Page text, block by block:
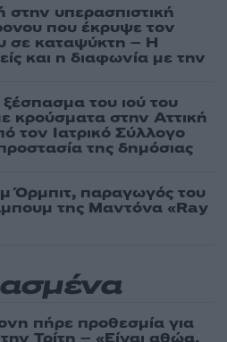
υπερασπιστική
που έκρυψε τον
σε καταψύκτη – Η
και η διαφωνία με την
του ιού του
κρούσματα στην Αττική
τον Ιατρικό Σύλλογο
της δημόσιας
Όρμπιτ, παραγωγός του
της Μαντόνα «Ray
πήρε προθεσμία για